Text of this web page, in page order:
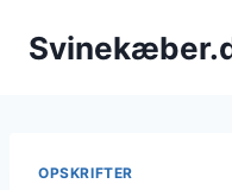
OPSKRIFTER